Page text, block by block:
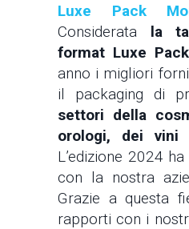
Luxe Pack
Considerata la
format Luxe Pack
anno i migliori
il packaging di
settori della
orologi, dei
L’edizione 2024
con la nostra
Grazie a questa
rapporti con i